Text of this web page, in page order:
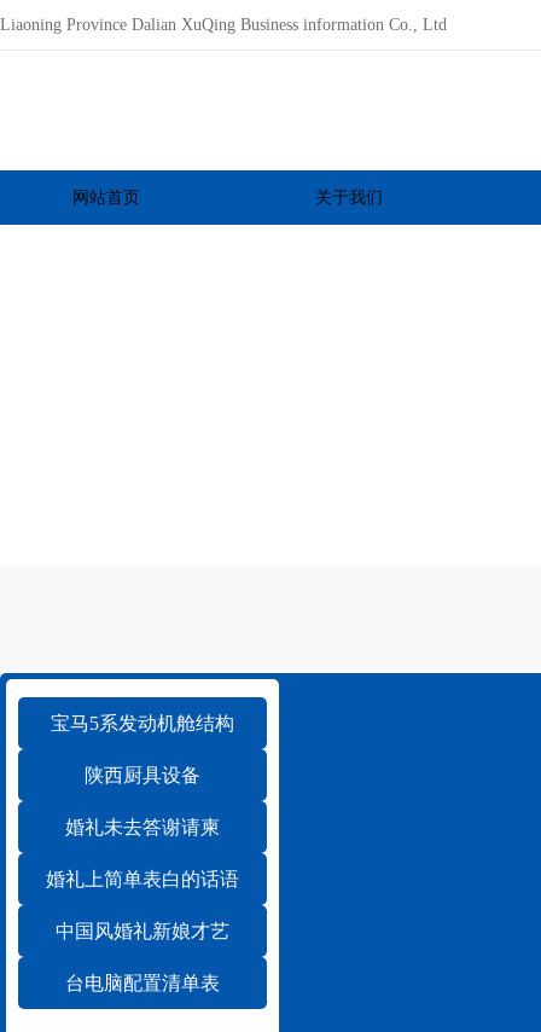
Liaoning Province Dalian XuQing Business information Co., Ltd
网站首页 关于我们
宝马5系发动机舱结构
陕西厨具设备
婚礼未去答谢请柬
婚礼上简单表白的话语
中国风婚礼新娘才艺
台电脑配置清单表